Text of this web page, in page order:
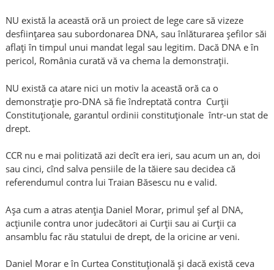
NU există la această oră un proiect de lege care să vizeze
desfiinţarea sau subordonarea DNA, sau înlăturarea şefilor săi
aflaţi în timpul unui mandat legal sau legitim. Dacă DNA e în
pericol, România curată vă va chema la demonstraţii.
NU există ca atare nici un motiv la această oră ca o
demonstraţie pro-DNA să fie îndreptată contra Curţii
Constituţionale, garantul ordinii constituţionale într-un stat de
drept.
CCR nu e mai politizată azi decît era ieri, sau acum un an, doi
sau cinci, cînd salva pensiile de la tăiere sau decidea că
referendumul contra lui Traian Băsescu nu e valid.
Aşa cum a atras atenţia Daniel Morar, primul şef al DNA,
acţiunile contra unor judecători ai Curţii sau ai Curţii ca
ansamblu fac rău statului de drept, de la oricine ar veni.
Daniel Morar e în Curtea Constituţională şi dacă există ceva